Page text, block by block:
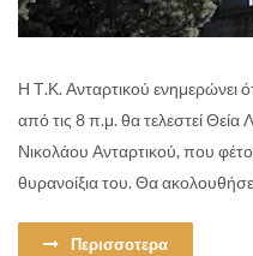
Η Τ.Κ. Ανταρτικού ενημερώνει
από τις 8 π.μ. θα τελεστεί Θεία
Νικολάου Ανταρτικού, που
θυρανοίξια του. Θα
Περισσοτερα